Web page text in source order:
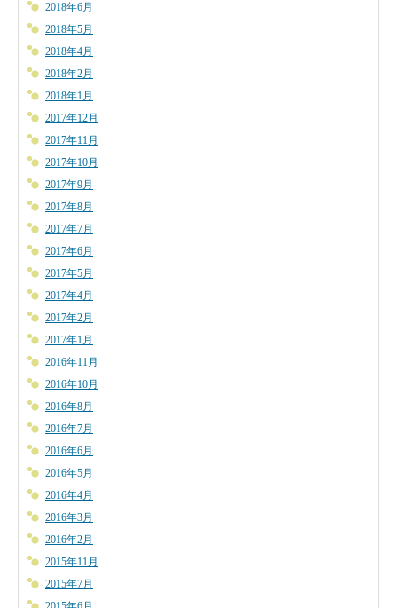
2018年6月
2018年5月
2018年4月
2018年2月
2018年1月
2017年12月
2017年11月
2017年10月
2017年9月
2017年8月
2017年7月
2017年6月
2017年5月
2017年4月
2017年2月
2017年1月
2016年11月
2016年10月
2016年8月
2016年7月
2016年6月
2016年5月
2016年4月
2016年3月
2016年2月
2015年11月
2015年7月